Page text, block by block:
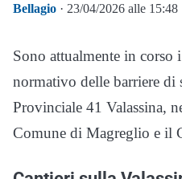
Bellagio · 23/04/2026 alle 15:48
Sono attualmente in corso
normativo delle barriere di
Provinciale 41 Valassina,
Comune di Magreglio e il